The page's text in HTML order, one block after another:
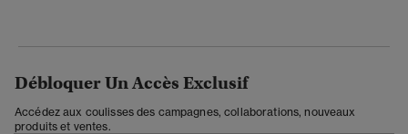
Débloquer Un Accès Exclusif
Accédez aux coulisses des campagnes, collaborations, nouveaux
produits et ventes.